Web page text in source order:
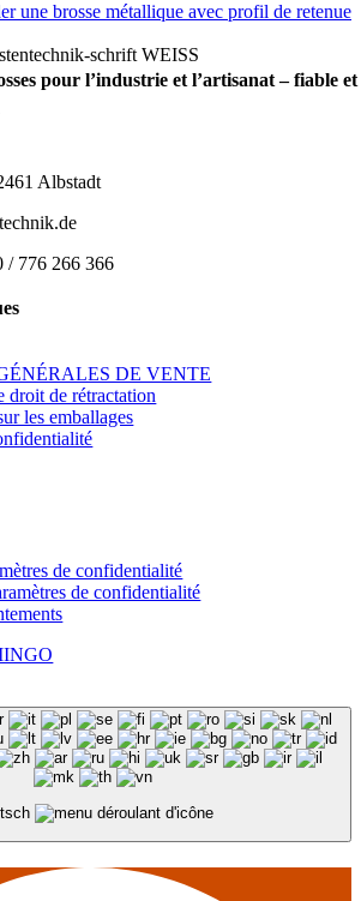
une brosse métallique avec profil de retenue
pour l’industrie et l’artisanat – fiable et
Albstadt
/ 776 266 366
DE VENTE
droit de rétractation
les emballages
de confidentialité
de confidentialité